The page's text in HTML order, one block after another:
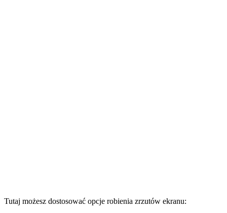
Tutaj możesz dostosować opcje robienia zrzutów ekranu: